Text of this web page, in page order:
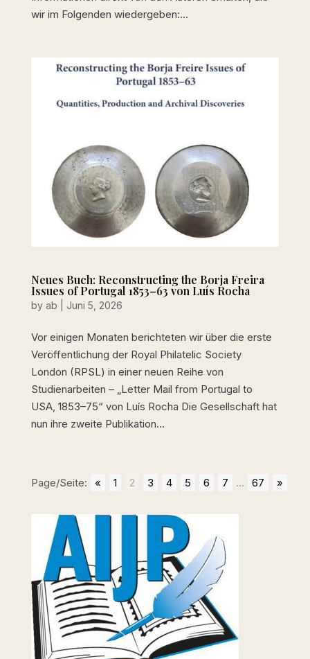
wir im Folgenden wiedergeben:...
Neues Buch: Reconstructing the Borja Freira
Issues of Portugal 1853–63 von Luís Rocha
by ab Juni 5, 2026
Vor einigen Monaten berichteten wir über die erste
Veröffentlichung der Royal Philatelic Society
London (RPSL) in einer neuen Reihe von
Studienarbeiten – „Letter Mail from Portugal to
USA, 1853–75“ von Luís Rocha Die Gesellschaft hat
nun ihre zweite Publikation...
Page/Seite: « 1 2 3 4 5 6 7 ... 67 »